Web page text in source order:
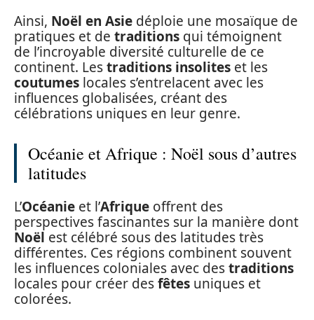
Ainsi, Noël en Asie déploie une mosaïque de
pratiques et de traditions qui témoignent
de l’incroyable diversité culturelle de ce
continent. Lestraditions insolites et les
coutumes locales s’entrelacent avec les
influences globalisées, créant des
célébrations uniques en leur genre.
Océanie et Afrique : Noël sous d’autres
latitudes
L’Océanie et l’Afrique offrent des
perspectives fascinantes sur la manière dont
Noël est célébré sous des latitudes très
différentes. Ces régions combinent souvent
les influences coloniales avec destraditions
locales pour créer desfêtes uniques et
colorées.